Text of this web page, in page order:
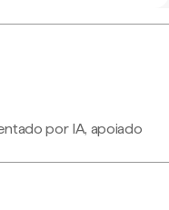
por IA, apoiado